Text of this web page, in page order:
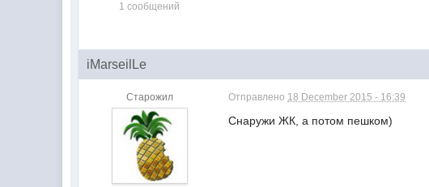
1 сообщений
iMarseilLe
Старожил Отправлено 18 December 2015 - 16:39
Снаружи ЖК, а потом пешком)